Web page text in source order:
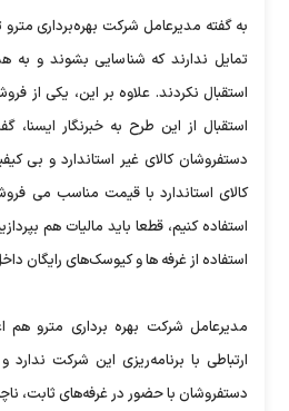
به گفته مدیرعامل شرکت بهره‌برداری
تمایل ندارند که شناسایی بشوند و به
استقبال نکردند. علاوه بر این، یکی از
استقبال از این طرح به خبرنگار
دستفروشان کالای غیر استاندارد و بی
کالای استاندارد با قیمت مناسب می
استفاده کنیم، قطعا باید مالیات هم
استفاده از غرفه ها و کیوسک‌های رایگان
مدیرعامل شرکت بهره برداری مترو هم
ارتباطی با برنامه‌ریزی این شرکت
دستفروشان با حضور در غرفه‌های ثابت،